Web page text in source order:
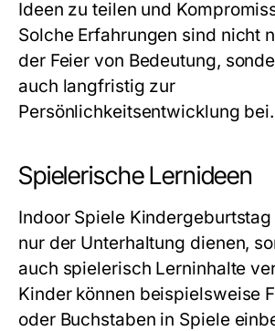
Ideen zu teilen und
Solche Erfahrungen sind nicht
der Feier von Bedeutung,
auch langfristig zur
Persönlichkeitsentwicklung bei.
Spielerische Lernideen
Indoor Spiele Kindergeburtstag
nur der Unterhaltung dienen,
auch spielerisch Lerninhalte
Kinder können beispielsweise
oder Buchstaben in Spiele